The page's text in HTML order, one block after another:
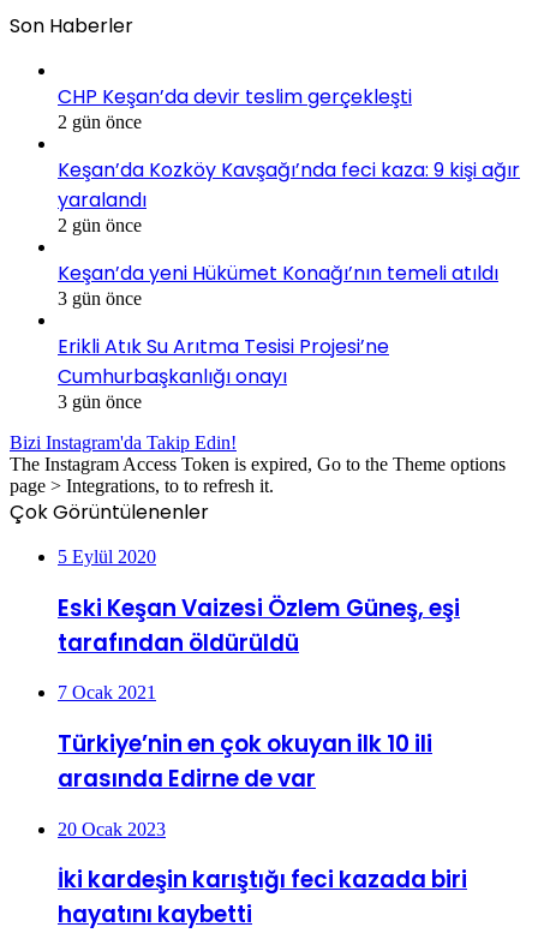
Son Haberler
CHP Keşan’da devir teslim gerçekleşti
2 gün önce
Keşan’da Kozköy Kavşağı’nda feci kaza: 9 kişi ağır
yaralandı
2 gün önce
Keşan’da yeni Hükümet Konağı’nın temeli atıldı
3 gün önce
Erikli Atık Su Arıtma Tesisi Projesi’ne
Cumhurbaşkanlığı onayı
3 gün önce
Bizi Instagram'da Takip Edin!
The Instagram Access Token is expired, Go to the Theme options
page > Integrations, to to refresh it.
Çok Görüntülenenler
5 Eylül 2020
Eski Keşan Vaizesi Özlem Güneş, eşi
tarafından öldürüldü
7 Ocak 2021
Türkiye’nin en çok okuyan ilk 10 ili
arasında Edirne de var
20 Ocak 2023
İki kardeşin karıştığı feci kazada biri
hayatını kaybetti